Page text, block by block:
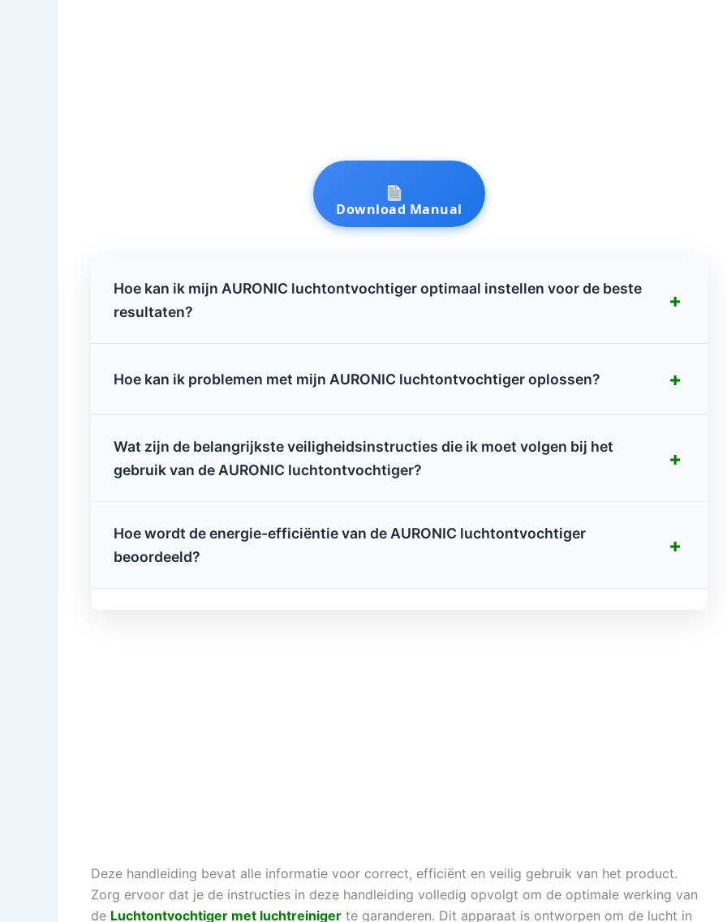
Download Manual
Hoe kan ik mijn AURONIC luchtontvochtiger optimaal instellen voor de beste
resultaten?
+
Hoe kan ik problemen met mijn AURONIC luchtontvochtiger oplossen? +
Wat zijn de belangrijkste veiligheidsinstructies die ik moet volgen bij het
gebruik van de AURONIC luchtontvochtiger?
+
Hoe wordt de energie-efficiëntie van de AURONIC luchtontvochtiger
beoordeeld?
+
Deze handleiding bevat alle informatie voor correct, efficiënt en veilig gebruik van het product.
Zorg ervoor dat je de instructies in deze handleiding volledig opvolgt om de optimale werking van
de Luchtontvochtiger met luchtreiniger te garanderen. Dit apparaat is ontworpen om de lucht in